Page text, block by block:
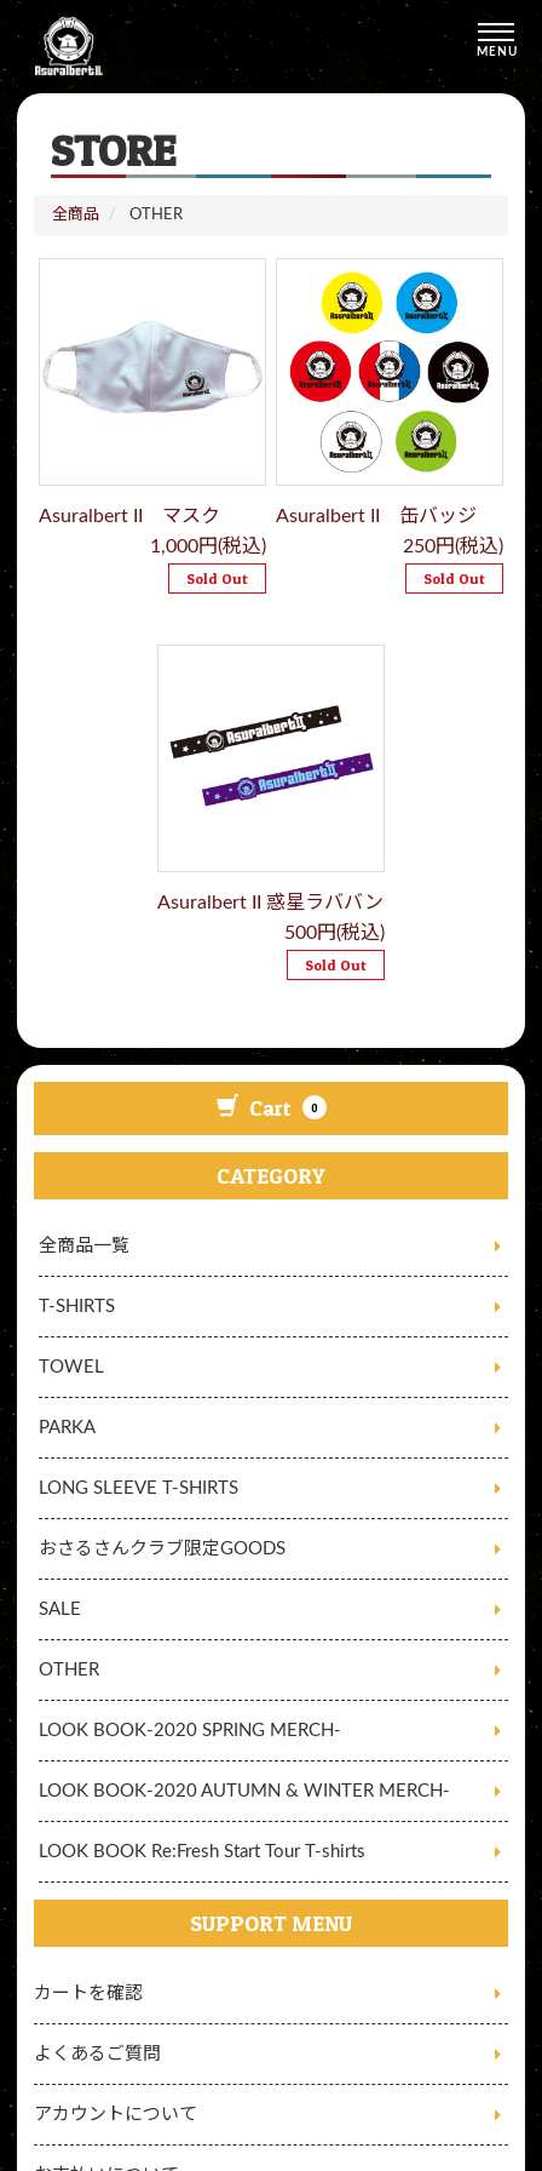
MENU
STORE
全商品 OTHER
Asuralbert II マスク
1,000円(税込)
Sold Out
Asuralbert II 缶バッジ
250円(税込)
Sold Out
Asuralbert II 惑星ラババン
500円(税込)
Sold Out
Cart 0
CATEGORY
全商品一覧
T-SHIRTS
TOWEL
PARKA
LONG SLEEVE T-SHIRTS
おさるさんクラブ限定GOODS
SALE
OTHER
LOOK BOOK-2020 SPRING MERCH-
LOOK BOOK-2020 AUTUMN & WINTER MERCH-
LOOK BOOK Re:Fresh Start Tour T-shirts
SUPPORT MENU
カートを確認
よくあるご質問
アカウントについて